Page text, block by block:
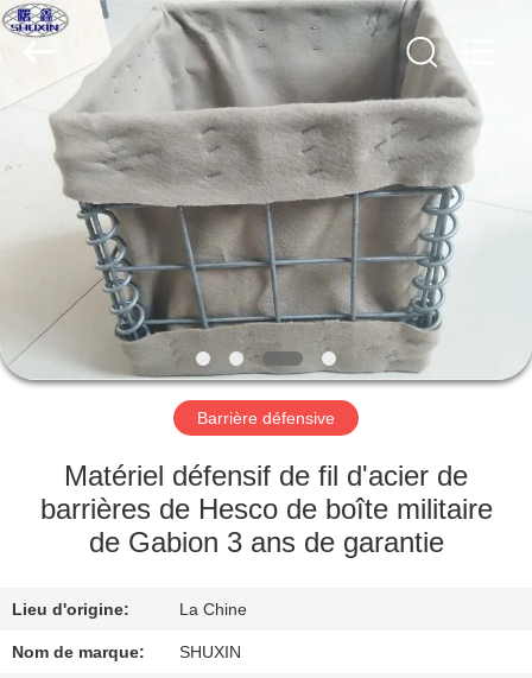
LA
MAISON
PRODUITS
À
PROPOS
NOUS
VISITE
L'USINE
KN
Wire
Mesh
Rights
Reserved.
Barrière défensive
Matériel défensif de fil d'acier de
barrières de Hesco de boîte militaire
de Gabion 3 ans de garantie
Lieu d'origine: La Chine
Nom de marque: SHUXIN